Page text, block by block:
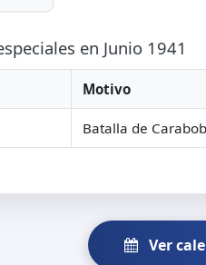
en Junio 1941
Motivo
Batalla de
Ver